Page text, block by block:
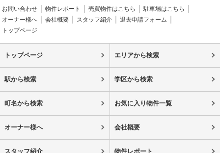
お問い合わせ 物件レポート 売買物件はこちら
駐車場はこちら
オーナー様へ
会社概要 スタッフ紹介
退去申請フォーム
トップページ
トップページ エリアから検索
駅から検索 学区から検索
町名から検索 お気に入り物件一覧
オーナー様へ 会社概要
スタッフ紹介 物件レポート